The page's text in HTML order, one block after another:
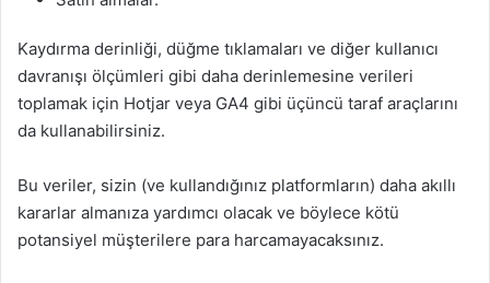
Kaydırma derinliği, düğme tıklamaları ve diğer kullanıcı
davranışı ölçümleri gibi daha derinlemesine verileri
toplamak için Hotjar veya GA4 gibi üçüncü taraf araçlarını
da kullanabilirsiniz.
Bu veriler, sizin (ve kullandığınız platformların) daha akıllı
kararlar almanıza yardımcı olacak ve böylece kötü
potansiyel müşterilere para harcamayacaksınız.